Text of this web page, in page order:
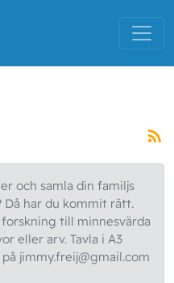
och samla din familjs
Då har du kommit rätt.
till minnesvärda
eller arv. Tavla i A3
jimmy.freij@gmail.com